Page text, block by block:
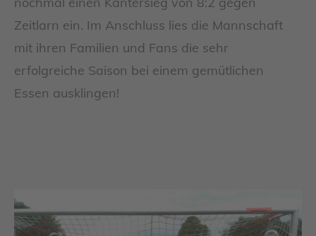
Zeitlarn ein. Im Anschluss lies die Mannschaft
mit ihren Familien und Fans die sehr
erfolgreiche Saison bei einem gemütlichen
Essen ausklingen!